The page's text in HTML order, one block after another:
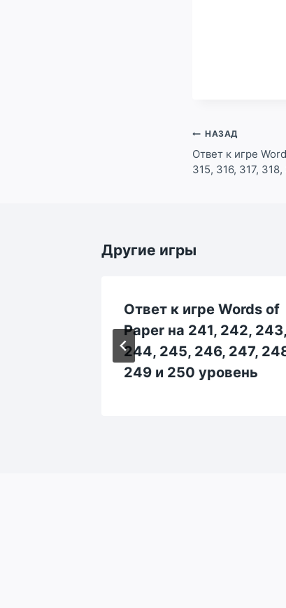
Навигация
по
записям
НАЗАД
Ответ к игре
315, 316, 317,
Другие игры
Ответ к игре Words of
Paper на 241, 242, 243,
244, 245, 246, 247,
249 и 250 уровень